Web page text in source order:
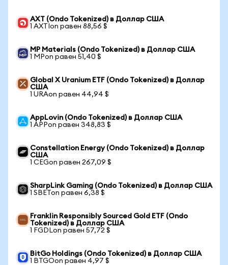
AXT (Ondo Tokenized) в Доллар США
1 AXTIon равен 88,56 $
MP Materials (Ondo Tokenized) в Доллар США
1 MPon равен 51,40 $
Global X Uranium ETF (Ondo Tokenized) в Доллар
США
1 URAon равен 44,94 $
AppLovin (Ondo Tokenized) в Доллар США
1 APPon равен 348,83 $
Constellation Energy (Ondo Tokenized) в Доллар
США
1 CEGon равен 267,09 $
SharpLink Gaming (Ondo Tokenized) в Доллар США
1 SBETon равен 6,38 $
Franklin Responsibly Sourced Gold ETF (Ondo
Tokenized) в Доллар США
1 FGDLon равен 57,72 $
BitGo Holdings (Ondo Tokenized) в Доллар США
1 BTGOon равен 4,97 $